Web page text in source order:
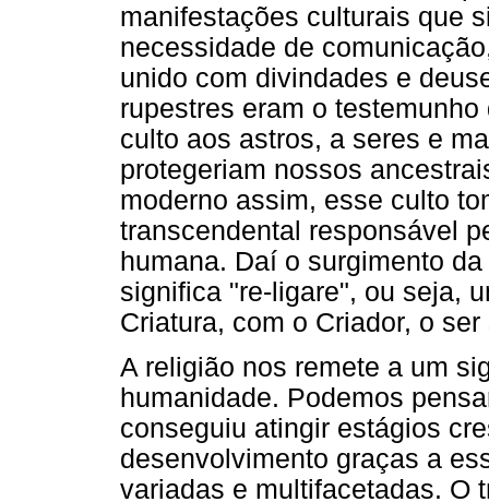
manifestações culturais que
necessidade de
unido com divindades e
rupestres eram o
culto aos astros, a seres e
protegeriam nossos
moderno assim, esse culto
transcendental responsável
humana. Daí o surgimento
significa "re-ligare", ou seja,
Criatura, com o Criador, o ser
A religião nos remete a um
humanidade. Podemos
conseguiu atingir estágios
desenvolvimento graças a
variadas e multifacetadas. O